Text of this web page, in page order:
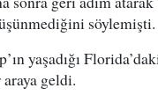
söylemişti.
yaşadığı
geldi.